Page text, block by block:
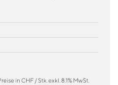
in CHF / Stk. exkl. 8.1% MwSt.